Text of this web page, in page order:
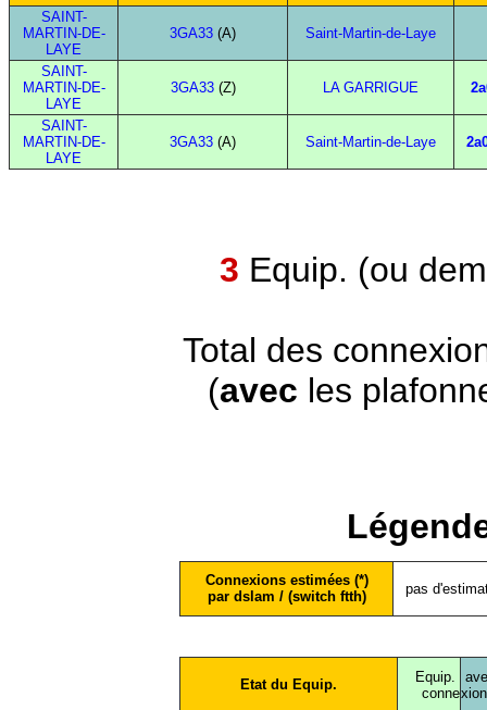
SAINT-
MARTIN-DE-
LAYE
3GA33 (A) Saint-Martin-de-Laye
SAINT-
MARTIN-DE-
LAYE
3GA33(Z) LA GARRIGUE
SAINT-
MARTIN-DE-
LAYE
3GA33 (A) Saint-Martin-de-Laye
3 Equip. (ou
Total des
(avec les
Connexions estimées (*)
par dslam / (switch ftth)
pas
Etat du Equip.
Equip.
conne